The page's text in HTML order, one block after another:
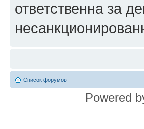
ответственна за
Список форумов
Powered